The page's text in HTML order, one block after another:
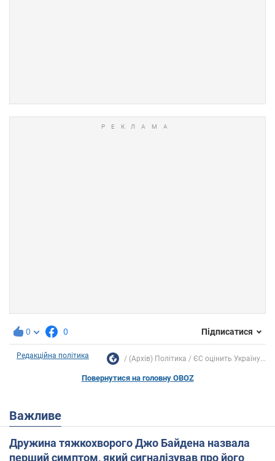
0 0 Підписатися
Редакційна політика (Архів) Політика ЄС оцінить Україну...
Повернутися на головну OBOZ
Важливе
Дружина тяжкохворого Джо Байдена назвала
перший симптом, який сигналізував про його